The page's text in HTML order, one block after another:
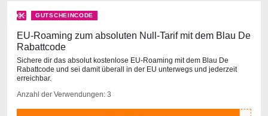
GUTSCHEINCODE
EU-Roaming zum absoluten Null-Tarif mit dem Blau De
Rabattcode
Sichere dir das absolut kostenlose EU-Roaming mit dem Blau De
Rabattcode und sei damit überall in der EU unterwegs und jederzeit
erreichbar.
Anzahl der Verwendungen: 3